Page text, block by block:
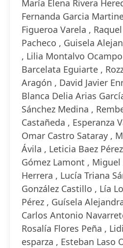
María Elena Rivera
Fernanda Garcia
Figueroa Varela ,
Pacheco , Guisela
, Lilia Montalvo
Barcelata Eguiarte ,
Aragón , David Javier
Blanca Delia Arias
Sánchez Medina ,
Castañeda , Esperanza
Omar Castro Sataray ,
Ávila , Leticia Baez
Gómez Lamont ,
Herrera , Lucía Triana
González Castillo , Lía
Pérez , Guísela
Carlos Antonio
Rosalía Flores Peña ,
esparza , Esteban Laso